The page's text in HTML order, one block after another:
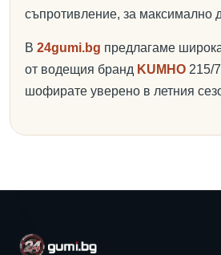
съпротивление, за максимално
В 24gumi.bg предлагаме
от водещия бранд KUMHO 215/
шофирате уверено в летния